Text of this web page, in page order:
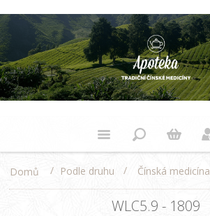
Domů / Podle druhu / Čínská medicína
WLC5.9 - 1809